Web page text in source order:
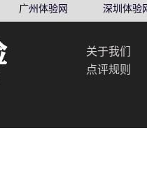
广州体验网 深圳体验
关于我们
点评规则